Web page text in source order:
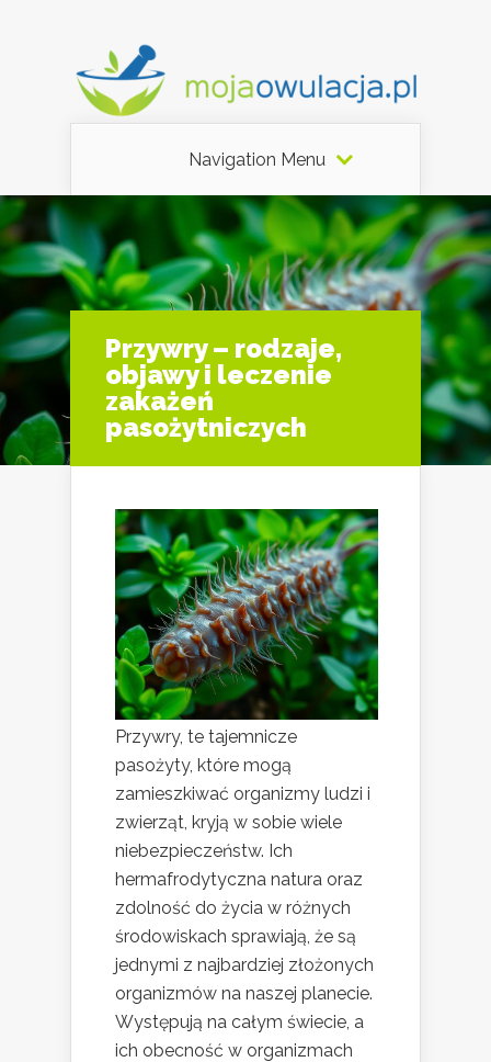
Navigation Menu
Przywry – rodzaje,
objawy i leczenie
zakażeń
pasożytniczych
Przywry, te tajemnicze
pasożyty, które mogą
zamieszkiwać organizmy ludzi i
zwierząt, kryją w sobie wiele
niebezpieczeństw. Ich
hermafrodytyczna natura oraz
zdolność do życia w różnych
środowiskach sprawiają, że są
jednymi z najbardziej złożonych
organizmów na naszej planecie.
Występują na całym świecie, a
ich obecność w organizmach